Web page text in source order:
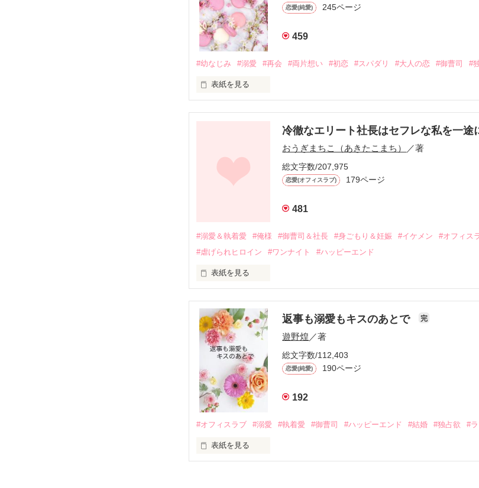
恋愛(純愛) 245ページ
459
#幼なじみ #溺愛 #再会 #両片想い #初恋 #スパダリ #大人の恋 #御曹司 #
表紙を見る
しかし、ある出来事をきっかけに二人の関係は壊れてしまう。
関係修復もできないまま、美桜は両親の離婚によって
引っ越すことになり、哲平とも離れ離れになった。
そして、ひょんなことから
酔った勢いで一夜を共にしてしまった。
さらに、美桜が初めてだと知った哲平は
甘やかしてくる。
そんなある日、哲平は美桜がストーカー被害に
遭っていることを知る。
美桜を守るため、哲平は同居を提案してきて――。
夏木美桜(なつきみお)
✕
鳴海哲平 (なるみてっぺい)
止まっていたはずの二人の時間が、再び動き出す。
冷徹なエリート社長はセフレな私を一途
おうぎまちこ（あきたこまち） ／著
総文字数/207,975
恋愛(オフィスラブ) 179ページ
481
#溺愛＆執着愛 #俺様 #御曹司＆社長 #身ごもり＆妊娠 #イケメン #オフィス
#虐げられヒロイン
#ワンナイト #ハッピーエンド
表紙を見る
帰国後、美桜は新しい職場でワンナイトした美青年と再会。なんと彼の
も関わらず、一族を離れて起業した新進気鋭の実業家、社内でも冷徹だ
人だったのだ――！
なぜか恭司から飼い猫の世話係を命じられた美桜は、猫の世話を口実に
返事も溺愛もキスのあとで 完
遊野煌 ／著
総文字数/112,403
恋愛(純愛) 190ページ
192
#オフィスラブ #溺愛 #執着愛 #御曹司 #ハッピーエンド #結婚 #独占欲 #
表紙を見る